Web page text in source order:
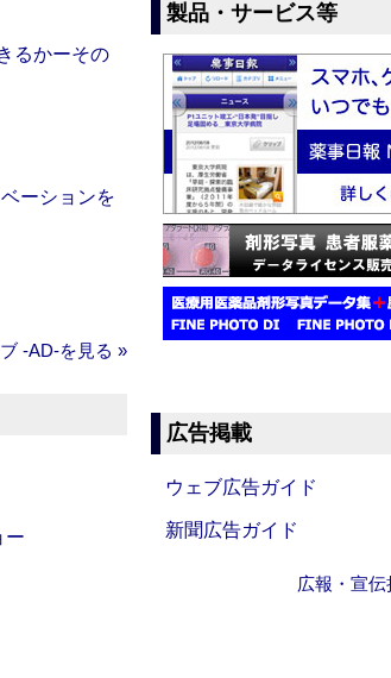
るかーその
ーションを
‐AD‐を見る »
ー
製品・サービス等
広告掲載
ウェブ広告ガイド
新聞広告ガイド
広報・宣